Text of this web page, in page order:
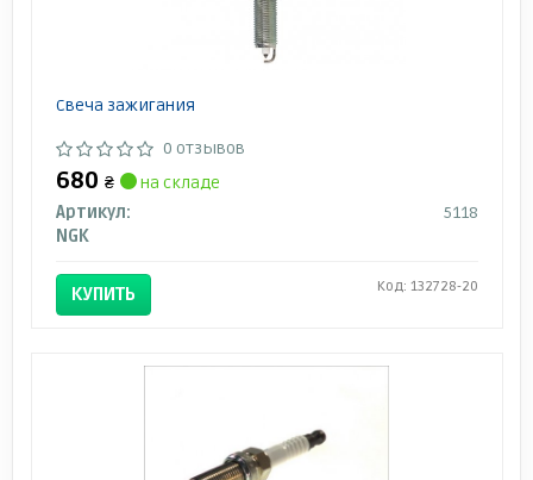
Свеча зажигания
0 отзывов
680 ₴
на складе
Артикул:
5118
NGK
КУПИТЬ Код: 132728-20